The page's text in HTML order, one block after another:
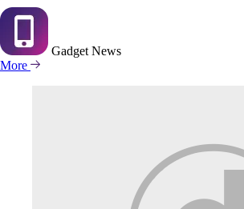
GadgetNews
More